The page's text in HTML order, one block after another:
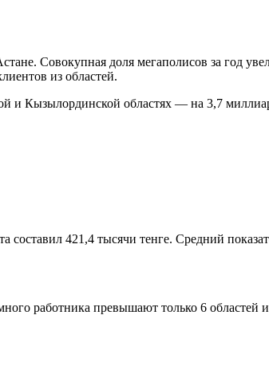
Совокупная доля мегаполисов за год
из областей.
и Кызылординской областях — на 3,7
составил 421,4 тысячи тенге. Средний
работника превышают только 6